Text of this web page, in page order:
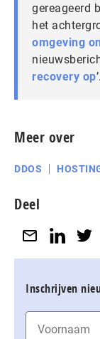
gereageerd
het
omgeving
recovery op’.
Meer over
DDOS
Deel
Inschrijven